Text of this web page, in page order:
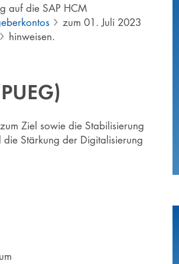
auf die SAP HCM
zum 01. Juli 2023
hinweisen.
Ziel sowie die Stabilisierung
Stärkung der Digitalisierung